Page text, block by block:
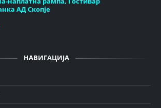
АД Скопје
НАВИГАЦИЈА